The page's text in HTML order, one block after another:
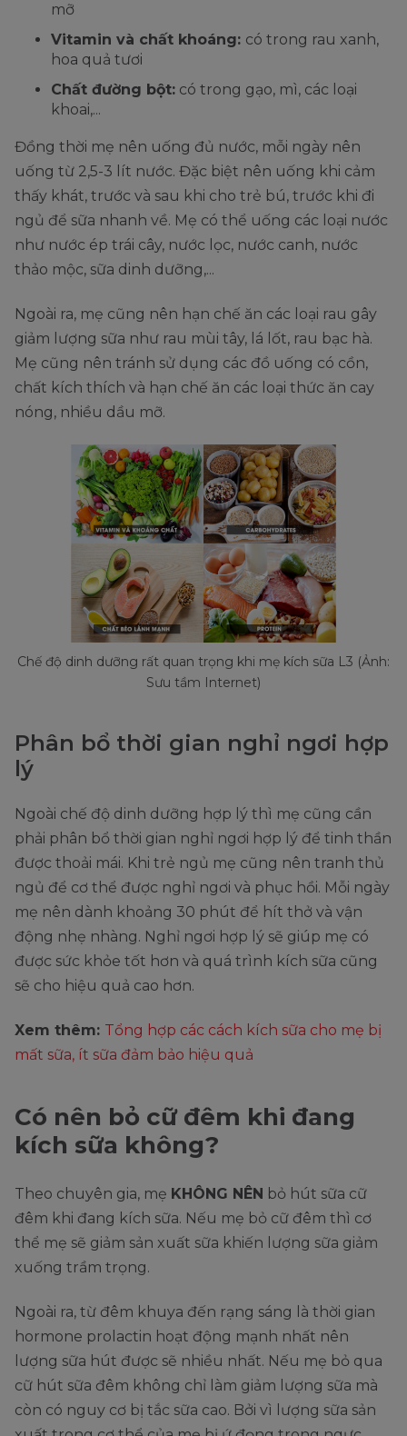
mỡ
Vitamin và chất khoáng: có trong rau xanh,
hoa quả tươi
Chất đường bột: có trong gạo, mì, các loại
khoai,...
Đồng thời mẹ nên uống đủ nước, mỗi ngày nên
uống từ 2,5-3 lít nước. Đặc biệt nên uống khi cảm
thấy khát, trước và sau khi cho trẻ bú, trước khi đi
ngủ để sữa nhanh về. Mẹ có thể uống các loại nước
như nước ép trái cây, nước lọc, nước canh, nước
thảo mộc, sữa dinh dưỡng,...
Ngoài ra, mẹ cũng nên hạn chế ăn các loại rau gây
giảm lượng sữa như rau mùi tây, lá lốt, rau bạc hà.
Mẹ cũng nên tránh sử dụng các đồ uống có cồn,
chất kích thích và hạn chế ăn các loại thức ăn cay
nóng, nhiều dầu mỡ.
Chế độ dinh dưỡng rất quan trọng khi mẹ kích sữa L3 (Ảnh:
Sưu tầm Internet)
Phân bổ thời gian nghỉ ngơi hợp
lý
Ngoài chế độ dinh dưỡng hợp lý thì mẹ cũng cần
phải phân bổ thời gian nghỉ ngơi hợp lý để tinh thần
được thoải mái. Khi trẻ ngủ mẹ cũng nên tranh thủ
ngủ để cơ thể được nghỉ ngơi và phục hồi. Mỗi ngày
mẹ nên dành khoảng 30 phút để hít thở và vận
động nhẹ nhàng. Nghỉ ngơi hợp lý sẽ giúp mẹ có
được sức khỏe tốt hơn và quá trình kích sữa cũng
sẽ cho hiệu quả cao hơn.
Xem thêm: Tổng hợp các cách kích sữa cho mẹ bị
mất sữa, ít sữa đảm bảo hiệu quả
Có nên bỏ cữ đêm khi đang
kích sữa không?
Theo chuyên gia, mẹ KHÔNG NÊN bỏ hút sữa cữ
đêm khi đang kích sữa. Nếu mẹ bỏ cữ đêm thì cơ
thể mẹ sẽ giảm sản xuất sữa khiến lượng sữa giảm
xuống trầm trọng.
Ngoài ra, từ đêm khuya đến rạng sáng là thời gian
hormone prolactin hoạt động mạnh nhất nên
lượng sữa hút được sẽ nhiều nhất. Nếu mẹ bỏ qua
cữ hút sữa đêm không chỉ làm giảm lượng sữa mà
còn có nguy cơ bị tắc sữa cao. Bởi vì lượng sữa sản